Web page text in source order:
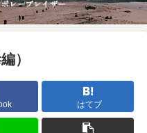
）
はてブ